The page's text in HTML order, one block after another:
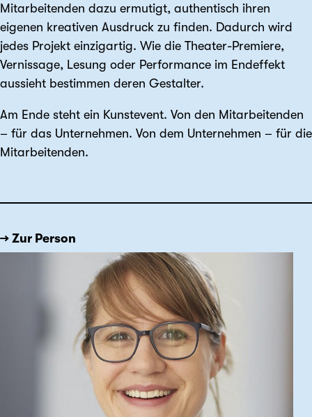
Mitarbeitenden dazu ermutigt, authentisch ihren
eigenen kreativen Ausdruck zu finden. Dadurch wird
jedes Projekt einzigartig. Wie die Theater-Premiere,
Vernissage, Lesung oder Performance im Endeffekt
aussieht bestimmen deren Gestalter.
Am Ende steht ein Kunstevent. Von den Mitarbeitenden
– für das Unternehmen. Von dem Unternehmen – für die
Mitarbeitenden.
→ Zur Person